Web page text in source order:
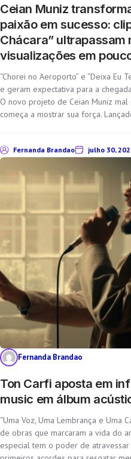
Ceian Muniz
paixão em sucesso:
Chácara” ultrapassam
visualizações em
“Chorei no Aeroporto” e “Deixa Eu
e geram expectativa para a
O novo projeto de Ceian Muniz
começa a mostrar sua força.
Fernanda Brandao julho 30,
Fernanda Brandao
Ton Carfi aposta em
music em álbum
“Uma Voz, Uma Lembrança e Uma
de obras que marcaram a vida do
especial tem o poder de